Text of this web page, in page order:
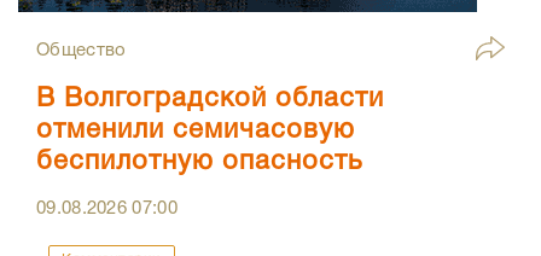
Общество
В Волгоградской области
отменили семичасовую
беспилотную опасность
09.08.202607:00